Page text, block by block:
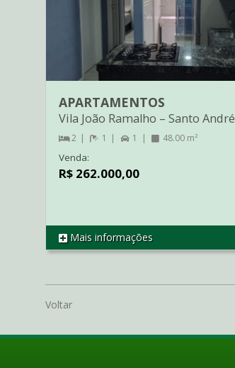
REF AP1760
APARTAMENTOS
Vila João Ramalho – Santo André
2 1 1 48.00 m²
Venda:
R$ 262.000,00
Mais informações
Voltar